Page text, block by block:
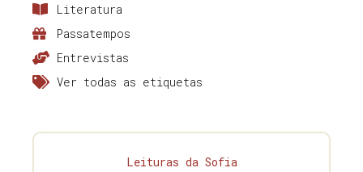
Literatura
Passatempos
Entrevistas
Ver todas as etiquetas
Leituras da Sofia